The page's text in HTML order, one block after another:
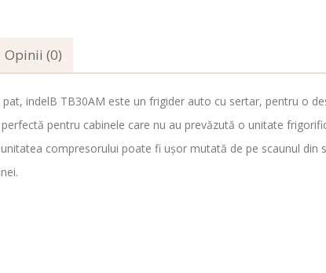
Opinii (0)
indelB TB30AM este un frigider auto cu sertar, pentru o
pentru cabinele care nu au prevăzută o unitate
compresorului poate fi ușor mutată de pe scaunul din